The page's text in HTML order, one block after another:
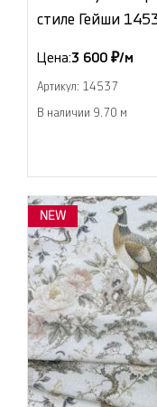
стиле Гейши
Цена:3 600 ₽/м
Артикул: 14537
В наличии 9.70 м
NEW